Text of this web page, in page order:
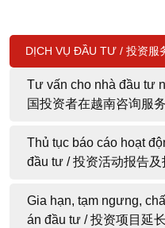
DỊCH VỤ ĐẦU TƯ / 投资服
Tư vấn cho nhà đầu tư
国投资者在越南咨询服务
Thủ tục báo cáo hoạt
đầu tư / 投资活动报告
Gia hạn, tạm ngưng,
án đầu tư / 投资项目延